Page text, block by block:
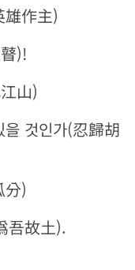
雄作主)
瞽)!
山)
을 것인가(忍歸胡
分)
吾故土).